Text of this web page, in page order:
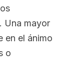
. Una mayor
en el ánimo
o